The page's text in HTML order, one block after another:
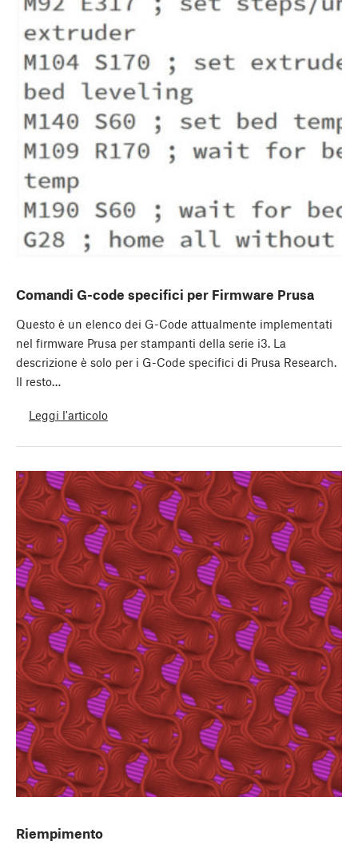
Comandi G-code specifici per Firmware Prusa
Questo è un elenco dei G-Code attualmente implementati
nel firmware Prusa per stampanti della serie i3. La
descrizione è solo per i G-Code specifici di Prusa Research.
Il resto…
Leggi l'articolo
Riempimento